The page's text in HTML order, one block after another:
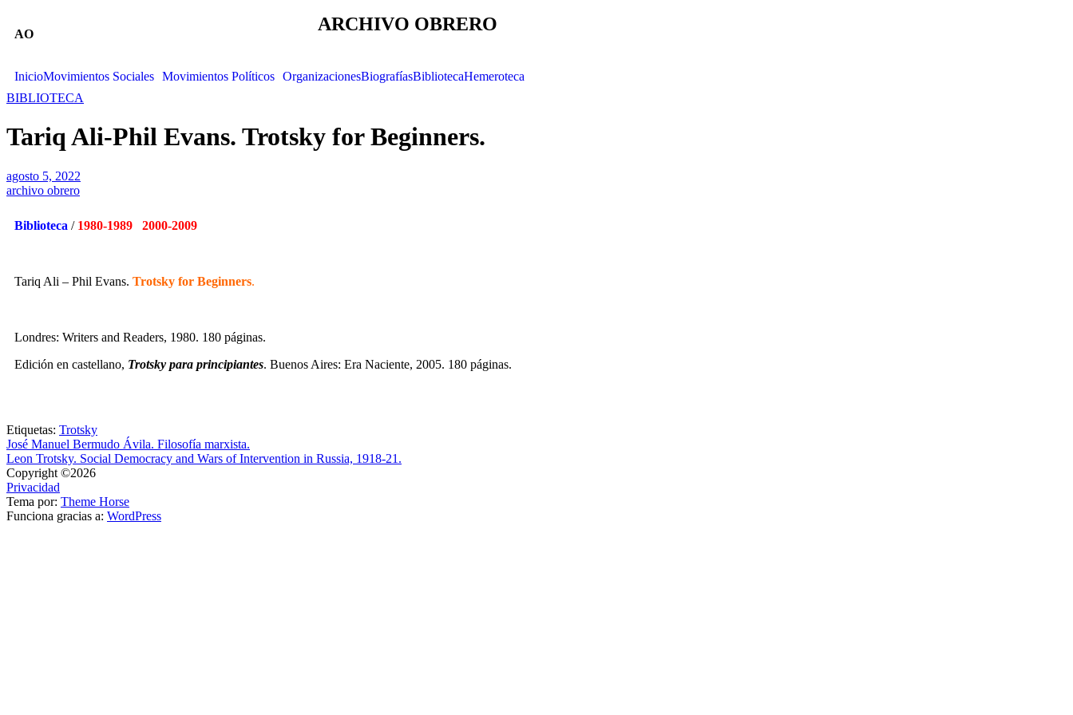
AO ARCHIVO OBRERO
InicioMovimientos Sociales Movimientos Políticos OrganizacionesBiografíasBibliotecaHemeroteca
BIBLIOTECA
Tariq Ali-Phil Evans. Trotsky for Beginners.
agosto 5, 2022
archivo obrero
Biblioteca / 1980-1989 2000-2009
Tariq Ali – Phil Evans. Trotsky for Beginners.
Londres: Writers and Readers, 1980. 180 páginas.
Edición en castellano, Trotsky para principiantes. Buenos Aires: Era Naciente, 2005. 180 páginas.
Etiquetas: Trotsky
José Manuel Bermudo Ávila. Filosofía marxista.
Leon Trotsky. Social Democracy and Wars of Intervention in Russia, 1918-21.
Copyright ©2026
Privacidad
Tema por: Theme Horse
Funciona gracias a: WordPress